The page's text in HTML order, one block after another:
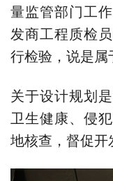
量监管部门工
发商工程质检
行检验，说是属
关于设计规划
卫生健康、侵
地核查，督促开